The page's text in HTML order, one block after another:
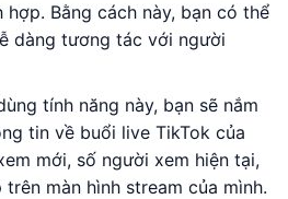
Bằng cách này, bạn có thể
dàng tương tác với người
tính năng này, bạn sẽ nắm
tin về buổi live TikTok của
mới, số người xem hiện tại,
màn hình stream của mình.